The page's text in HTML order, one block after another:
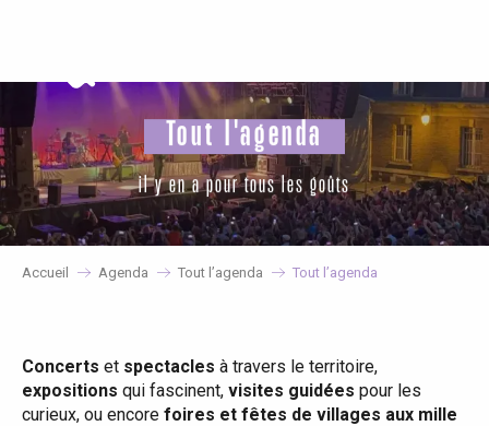
principal
Tout l'agenda
il y en a pour tous les goûts
Accueil Agenda Tout l’agenda Tout l’agenda
Concerts et spectacles à travers le territoire,
expositions qui fascinent, visites guidées pour les
curieux, ou encore foires et fêtes de villages aux mille